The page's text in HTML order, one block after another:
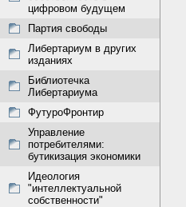
цифровом будущем
Партия свободы
Либертариум в других
изданиях
Библиотечка
Либертариума
ФутуроФронтир
Управление
потребителями:
бутикизация экономики
Идеология
"интеллектуальной
собственности"